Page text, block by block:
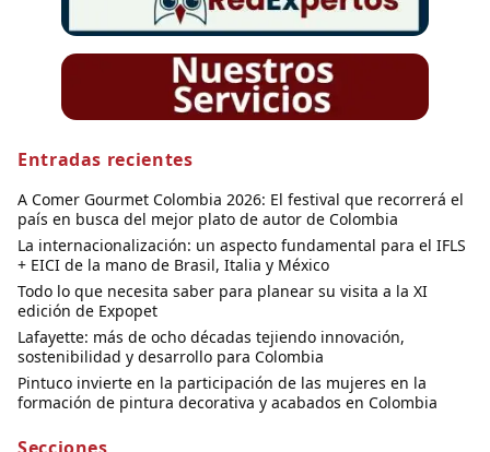
Entradas recientes
A Comer Gourmet Colombia 2026: El festival que recorrerá el
país en busca del mejor plato de autor de Colombia
La internacionalización: un aspecto fundamental para el IFLS
+ EICI de la mano de Brasil, Italia y México
Todo lo que necesita saber para planear su visita a la XI
edición de Expopet
Lafayette: más de ocho décadas tejiendo innovación,
sostenibilidad y desarrollo para Colombia
Pintuco invierte en la participación de las mujeres en la
formación de pintura decorativa y acabados en Colombia